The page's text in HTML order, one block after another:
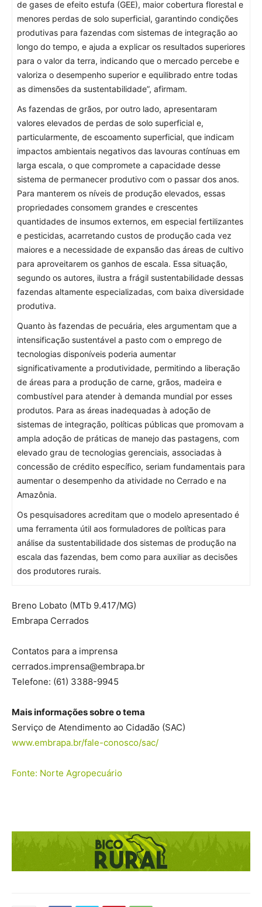
de gases de efeito estufa (GEE), maior cobertura florestal e
menores perdas de solo superficial, garantindo condições
produtivas para fazendas com sistemas de integração ao
longo do tempo, e ajuda a explicar os resultados superiores
para o valor da terra, indicando que o mercado percebe e
valoriza o desempenho superior e equilibrado entre todas
as dimensões da sustentabilidade”, afirmam.
As fazendas de grãos, por outro lado, apresentaram
valores elevados de perdas de solo superficial e,
particularmente, de escoamento superficial, que indicam
impactos ambientais negativos das lavouras contínuas em
larga escala, o que compromete a capacidade desse
sistema de permanecer produtivo com o passar dos anos.
Para manterem os níveis de produção elevados, essas
propriedades consomem grandes e crescentes
quantidades de insumos externos, em especial fertilizantes
e pesticidas, acarretando custos de produção cada vez
maiores e a necessidade de expansão das áreas de cultivo
para aproveitarem os ganhos de escala. Essa situação,
segundo os autores, ilustra a frágil sustentabilidade dessas
fazendas altamente especializadas, com baixa diversidade
produtiva.
Quanto às fazendas de pecuária, eles argumentam que a
intensificação sustentável a pasto com o emprego de
tecnologias disponíveis poderia aumentar
significativamente a produtividade, permitindo a liberação
de áreas para a produção de carne, grãos, madeira e
combustível para atender à demanda mundial por esses
produtos. Para as áreas inadequadas à adoção de
sistemas de integração, políticas públicas que promovam a
ampla adoção de práticas de manejo das pastagens, com
elevado grau de tecnologias gerenciais, associadas à
concessão de crédito específico, seriam fundamentais para
aumentar o desempenho da atividade no Cerrado e na
Amazônia.
Os pesquisadores acreditam que o modelo apresentado é
uma ferramenta útil aos formuladores de políticas para
análise da sustentabilidade dos sistemas de produção na
escala das fazendas, bem como para auxiliar as decisões
dos produtores rurais.
Breno Lobato (MTb 9.417/MG)
Embrapa Cerrados
Contatos para a imprensa
cerrados.imprensa@embrapa.br
Telefone: (61) 3388-9945
Mais informações sobre o tema
Serviço de Atendimento ao Cidadão (SAC)
www.embrapa.br/fale-conosco/sac/
Fonte: Norte Agropecuário